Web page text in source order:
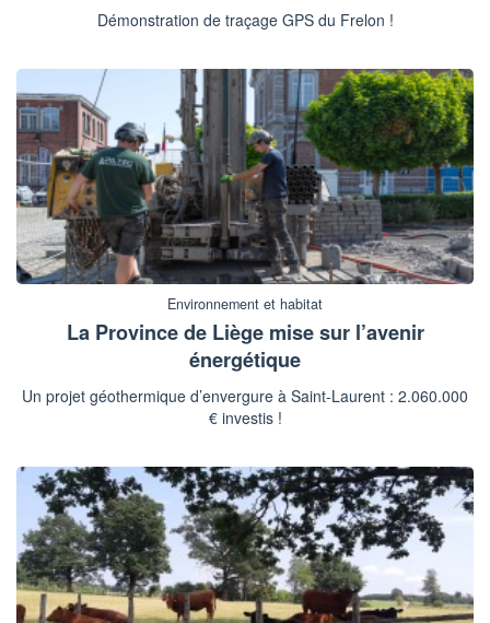
Démonstration de traçage GPS du Frelon !
Environnement et habitat
La Province de Liège mise sur l’avenir
énergétique
Un projet géothermique d’envergure à Saint-Laurent : 2.060.000
€ investis !